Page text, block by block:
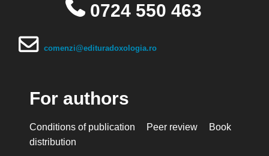
0724 550 463
comenzi@edituradoxologia.ro
For authors
Conditions of publication Peer review
Book
distribution